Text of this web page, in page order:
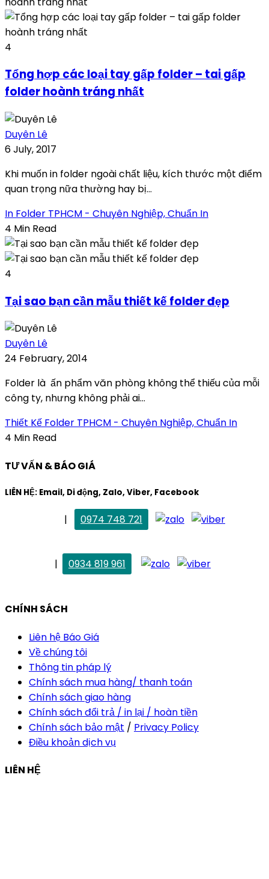
4
Tổng hợp các loại tay gấp folder – tai gấp
folder hoành tráng nhất
Duyên Lê
6 July, 2017
Khi muốn in folder ngoài chất liệu, kích thước một điểm
quan trọng nữa thường hay bị...
In Folder TPHCM - Chuyên Nghiệp, Chuẩn In
4 Min Read
4
Tại sao bạn cần mẫu thiết kế folder đẹp
Duyên Lê
24 February, 2014
Folder là ấn phẩm văn phòng không thể thiếu của mỗi
công ty, nhưng không phải ai...
Thiết Kế Folder TPHCM - Chuyên Nghiệp, Chuẩn In
4 Min Read
TƯ VẤN & BÁO GIÁ
LIÊN HỆ: Email, Di động, Zalo, Viber, Facebook
|
0974 748 721
|
0934 819 961
CHÍNH SÁCH
Liên hệ Báo Giá
Về chúng tôi
Thông tin pháp lý
Chính sách mua hàng/ thanh toán
Chính sách giao hàng
Chính sách đổi trả / in lại / hoàn tiền
Chính sách bảo mật / Privacy Policy
Điều khoản dịch vụ
LIÊN HỆ